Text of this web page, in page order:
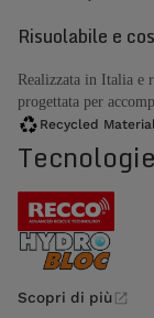
Risuolabile e
Realizzata in Italia
progettata per
Recycled
Tecnologie
Scopri di più